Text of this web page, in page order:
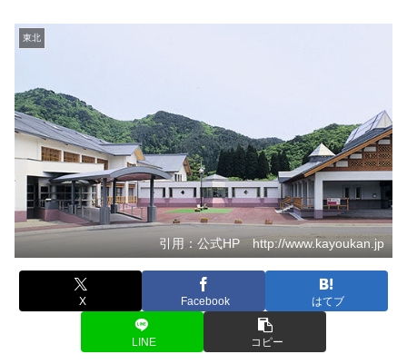
東北
引用：公式HP http://www.kayoukan.jp
X Facebook はてブ
LINE コピー